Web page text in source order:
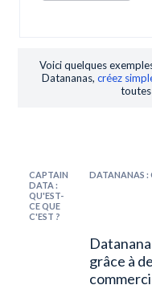
Voici quelques
Datananas, créez
CAPTAIN
DATA :
QU'EST-
CE QUE
C'EST ?
DATANANAS :
grâce à